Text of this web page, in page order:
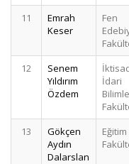
11
Emrah
Keser
Fen
12
Senem
Yıldırım
Özdem
İdari
13
Gökçen
Aydın
Dalarslan
Eğitim